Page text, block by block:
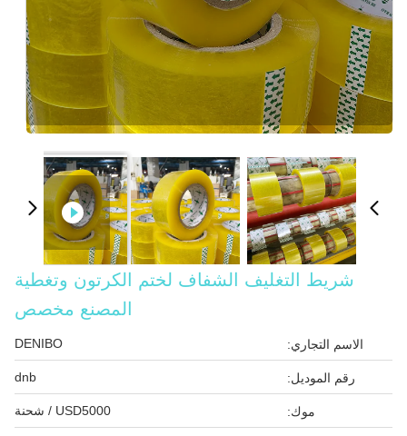
شريط التغليف الشفاف لختم الكرتون وتغطية
المصنع مخصص
الاسم التجاري: DENIBO
رقم الموديل: dnb
موك: USD5000 / شحنة